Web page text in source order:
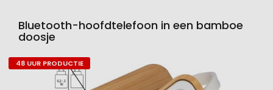
Bluetooth-hoofdtelefoon in een bamboe
doosje
Naar
48 UUR PRODUCTIE